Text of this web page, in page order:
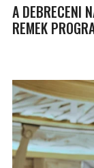
A DEBRECENI
REMEK